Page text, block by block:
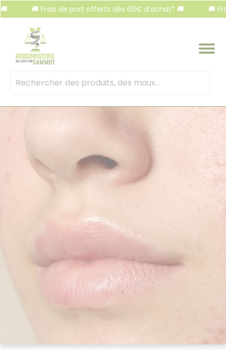
🚚 Frais de port offerts dès 60€ d’achat* 🚚 🚚 Frais de
Mots
Panneau de gestion des cookies